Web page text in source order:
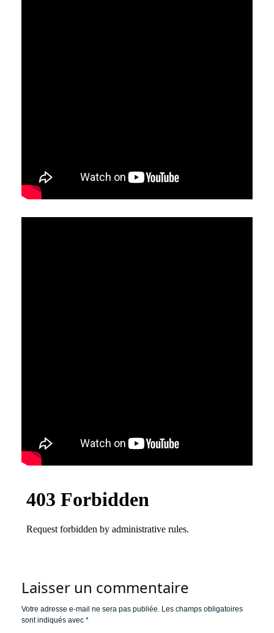
Laisser un commentaire
Votre adresse e-mail ne sera pas publiée. Les champs obligatoires
sont indiqués avec *